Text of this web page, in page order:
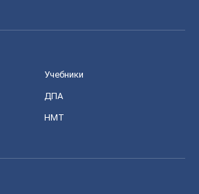
Учебники
ДПА
НМТ